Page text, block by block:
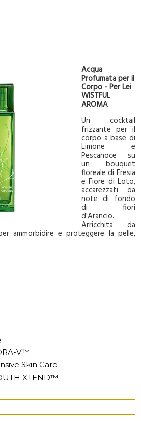
Acqua
Profumata per il
Corpo - Per Lei
WISTFUL
AROMA
Un cocktail
frizzante per il
corpo a base di
Limone e
Pescanoce su
un bouquet
floreale di Fresia
e Fiore di Loto,
accarezzati da
note di fondo
di fiori
d'Arancio.
Arricchita da
ammorbidire e proteggere la pelle,
V™
Skin Care
XTEND™